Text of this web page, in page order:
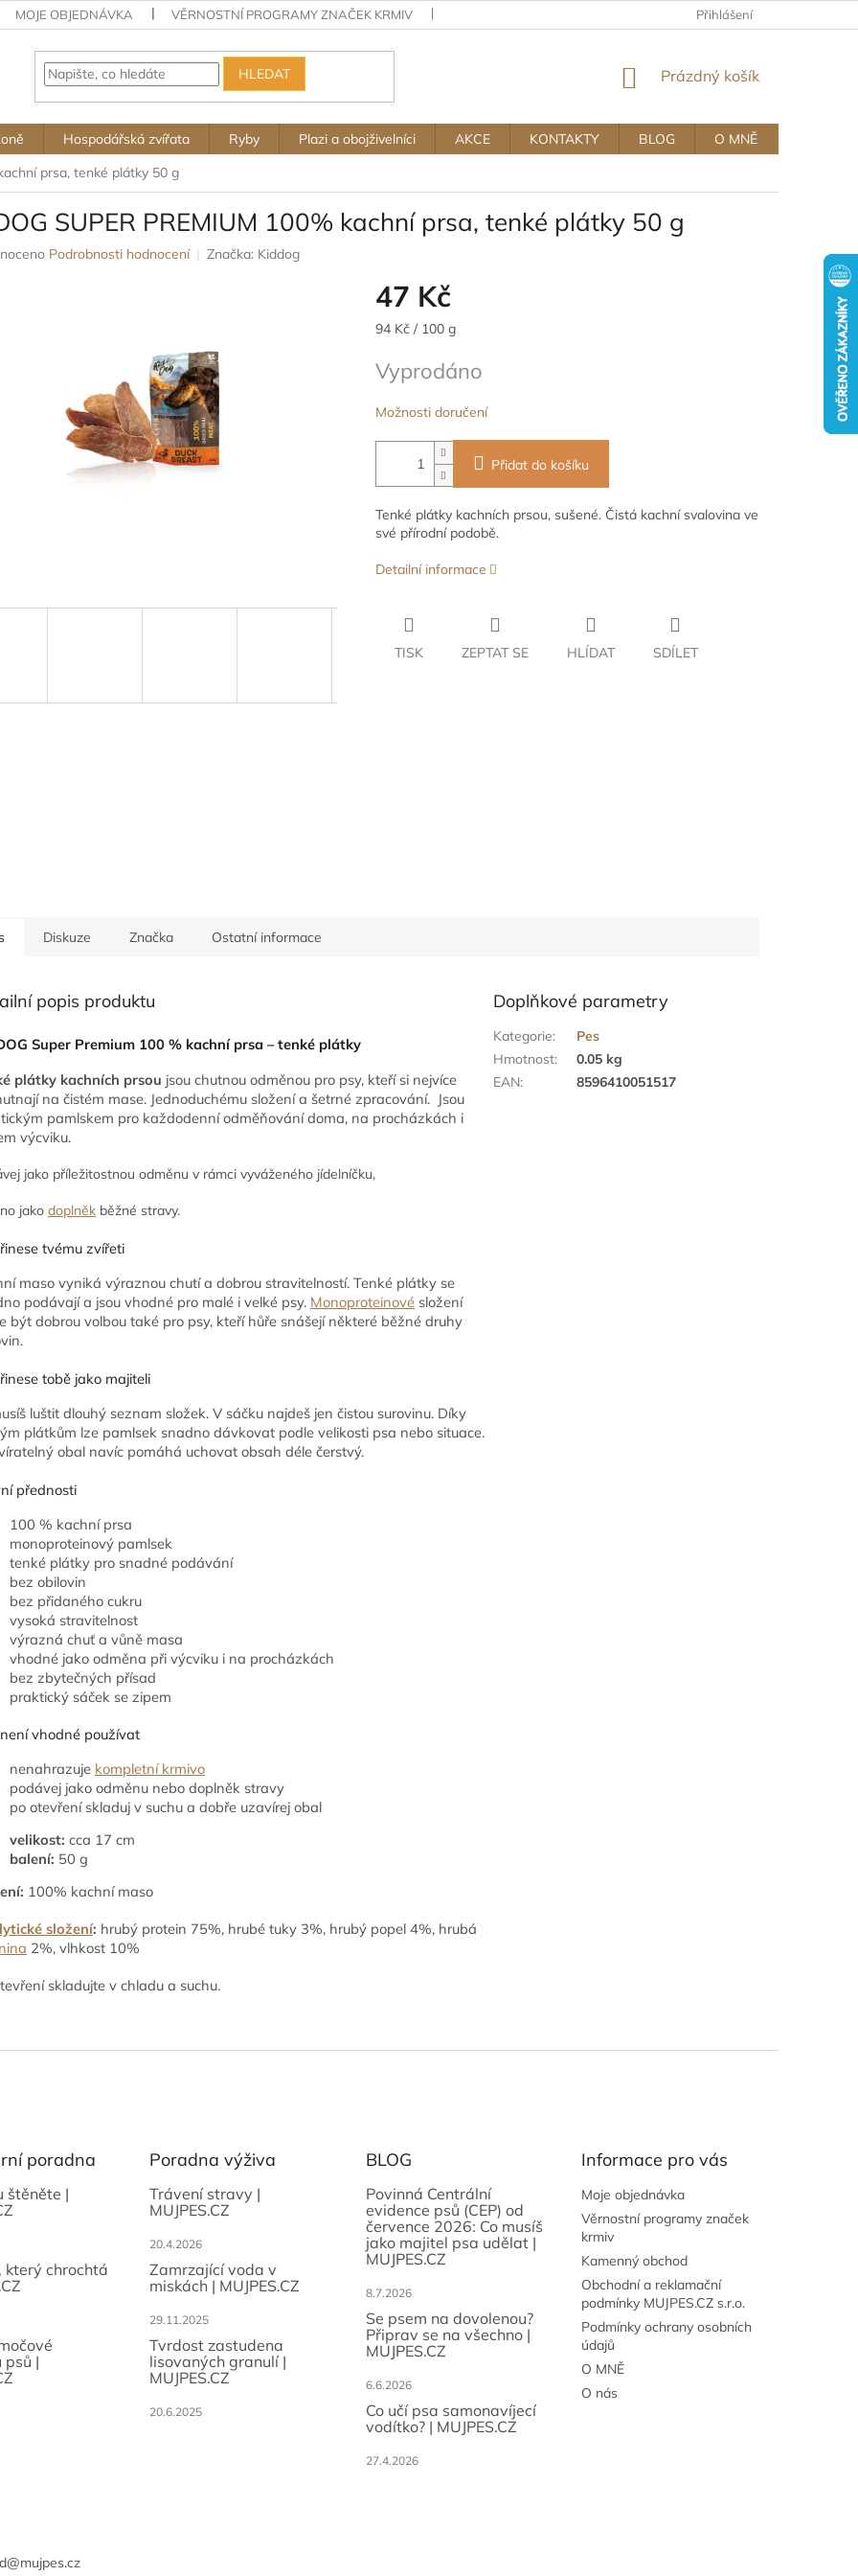
MOJE OBJEDNÁVKA VĚRNOSTNÍ PROGRAMY ZNAČEK KRMIV OBCHODNÍ A REKLAMAČNÍ PODMÍNKY
Přihlášení
HLEDAT
NÁKUPNÍ
Prázdný košík
Hospodářská zvířata Ryby Plazi a obojživelníci AKCE KONTAKTY BLOG
O MNĚ
prsa, tenké plátky 50 g
SUPER PREMIUM 100% kachní prsa, tenké plátky 50 g
Podrobnosti hodnocení Značka: Kiddog
47 Kč
Měrná
94 Kč / 100 g
Vyprodáno
Možnosti doručení
Přidat do košíku
Tenké plátky kachních prsou, sušené. Čistá kachní svalovina ve
své přírodní podobě.
Detailní informace
TISK ZEPTAT SE HLÍDAT SDÍLET
Diskuze Značka Ostatní informace
popis produktu
Super Premium 100 % kachní prsa – tenké plátky
plátky kachních prsou jsou chutnou odměnou pro psy, kteří si nejvíce
na čistém mase. Jednoduchému složení a šetrné zpracování. Jsou
pamlskem pro každodenní odměňování doma, na procházkách i
výcviku.
jako příležitostnou odměnu v rámci vyváženého jídelníčku,
jako doplněk běžné stravy.
tvému zvířeti
maso vyniká výraznou chutí a dobrou stravitelností. Tenké plátky se
podávají a jsou vhodné pro malé i velké psy. Monoproteinové složení
být dobrou volbou také pro psy, kteří hůře snášejí některé běžné druhy
tobě jako majiteli
luštit dlouhý seznam složek. V sáčku najdeš jen čistou surovinu. Díky
plátkům lze pamlsek snadno dávkovat podle velikosti psa nebo situace.
obal navíc pomáhá uchovat obsah déle čerstvý.
přednosti
100 % kachní prsa
monoproteinový pamlsek
tenké plátky pro snadné podávání
bez obilovin
bez přidaného cukru
vysoká stravitelnost
výrazná chuť a vůně masa
vhodné jako odměna při výcviku i na procházkách
bez zbytečných přísad
praktický sáček se zipem
vhodné používat
nenahrazuje kompletní krmivo
podávej jako odměnu nebo doplněk stravy
po otevření skladuj v suchu a dobře uzavírej obal
velikost: cca 17 cm
balení: 50 g
100% kachní maso
složení: hrubý protein 75%, hrubé tuky 3%, hrubý popel 4%, hrubá
2%, vlhkost 10%
skladujte v chladu a suchu.
Doplňkové parametry
Kategorie:
Pes
Hmotnost:
0.05 kg
EAN: 8596410051517
poradna
štěněte |
který chrochtá
psů |
Poradna výživa
Trávení stravy |
MUJPES.CZ
20.4.2026
Zamrzající voda v
miskách | MUJPES.CZ
29.11.2025
Tvrdost zastudena
lisovaných granulí |
MUJPES.CZ
20.6.2025
BLOG
Povinná Centrální
evidence psů (CEP) od
července 2026: Co musíš
jako majitel psa udělat |
MUJPES.CZ
8.7.2026
Se psem na dovolenou?
Připrav se na všechno |
MUJPES.CZ
6.6.2026
Co učí psa samonavíjecí
vodítko? | MUJPES.CZ
27.4.2026
Informace pro vás
Moje objednávka
Věrnostní programy značek
krmiv
Kamenný obchod
Obchodní a reklamační
podmínky MUJPES.CZ s.r.o.
Podmínky ochrany osobních
údajů
O MNĚ
O nás
@mujpes.cz